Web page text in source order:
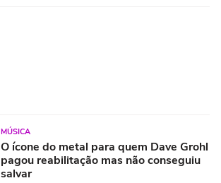
MÚSICA
O ícone do metal para quem Dave Grohl
pagou reabilitação mas não conseguiu
salvar